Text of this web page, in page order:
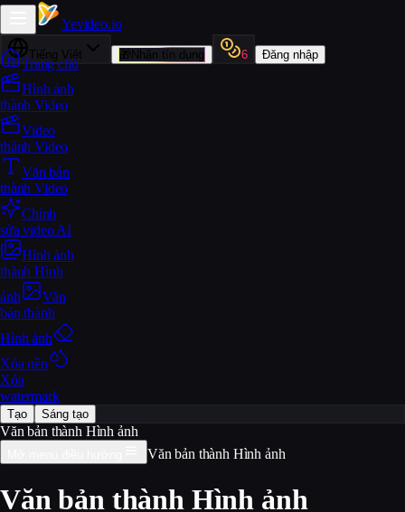
Yevideo.io
Tiếng Việt 🎁Nhận tín dụng 6 Đăng nhập
Trang chủ
Hình ảnh
thành Video
Video
thành Video
Văn bản
thành Video
Chỉnh
sửa video AI
Hình ảnh
thành Hình
ảnh
Văn
bản thành
Hình ảnh
Xóa nền
Xóa
watermark
Tạo Sáng tạo
Văn bản thành Hình ảnh
Văn bản thành Hình ảnh
Văn bản thành Hình ảnh